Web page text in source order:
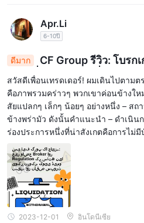
Apr.Li
6-10ปี
ดีมาก
CF Group รีวิว: โบร
าจักรที่มีกฎระเบียบที่ไม่ชัดเ
างและการสนับสนุนที่แย่
สวัสดีเพื่อนเทรดเดอร์! ผมเดินไปตาม
คือภาพรวมคร่าวๆ พวกเขาค่อนข้างใ
สัยแปลกๆ เล็กๆ น้อยๆ อย่างหนึ่ง – ส
ข้างพร่ามัว ดังนั้นคำแนะนำ – ดำเนิน
ร่องประการหนึ่งที่น่าสังเกตคือการไม่
ห้สัมผัสถึงแพลตฟอร์มก่อนที่จะตัดสินใ
ไม่ได้ทำถั่วหกบนหน้าเงินฝากขั้นต่ำ กา
การตอบกลับ...
2023-12-01 อินโดนีเซีย